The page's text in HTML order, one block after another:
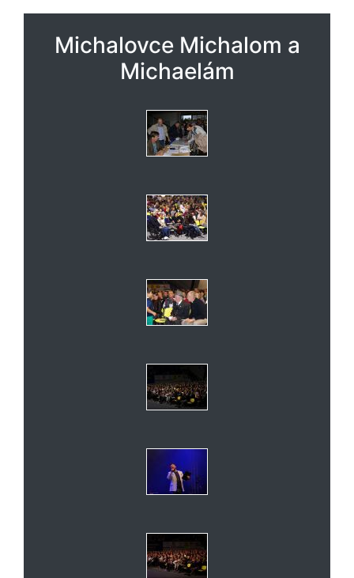
Michalovce Michalom a
Michaelám